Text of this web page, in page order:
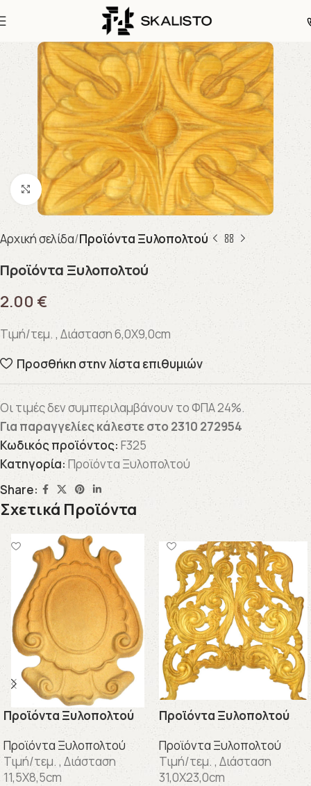
Click to enlarge
Αρχική σελίδα Προϊόντα Ξυλοπολτού
Προϊόντα Ξυλοπολτού
2.00 €
Τιμή/τεμ. , Διάσταση 6,0X9,0cm
Προσθήκη στην λίστα επιθυμιών
Οι τιμές δεν συμπεριλαμβάνουν το ΦΠΑ 24%.
Για παραγγελίες κάλεστε στο 2310 272954
Κωδικός προϊόντος: F325
Κατηγορία:Προϊόντα Ξυλοπολτού
Share:
Σχετικά Προϊόντα
Προϊόντα Ξυλοπολτού
Προϊόντα Ξυλοπολτού
Τιμή/τεμ. , Διάσταση
11,5X8,5cm
Προϊόντα Ξυλοπολτού
Προϊόντα Ξυλοπολτού
Τιμή/τεμ. , Διάσταση
31,0X23,0cm